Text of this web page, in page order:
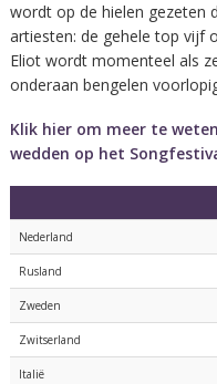
wordt op de hielen gezeten
artiesten: de gehele top vijf
Eliot wordt momenteel als
onderaan bengelen
Klik hier om meer te
wedden op het
Nederland
Rusland
Zweden
Zwitserland
Italië